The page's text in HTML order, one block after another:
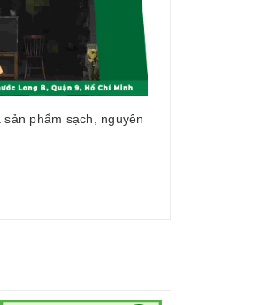
phẩm sạch, nguyên